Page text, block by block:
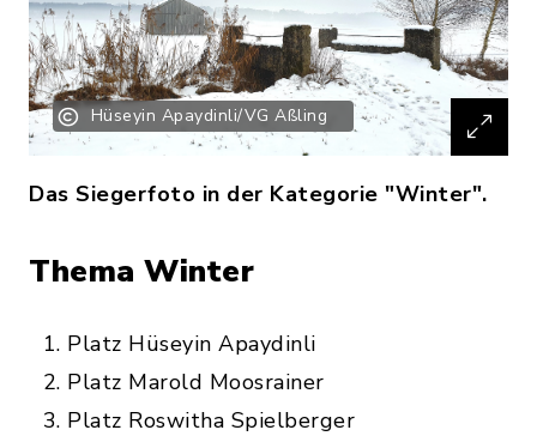
Hüseyin Apaydinli/VG Aßling
Das Siegerfoto in der Kategorie "Winter".
Thema Winter
Platz Hüseyin Apaydinli
Platz Marold Moosrainer
Platz Roswitha Spielberger